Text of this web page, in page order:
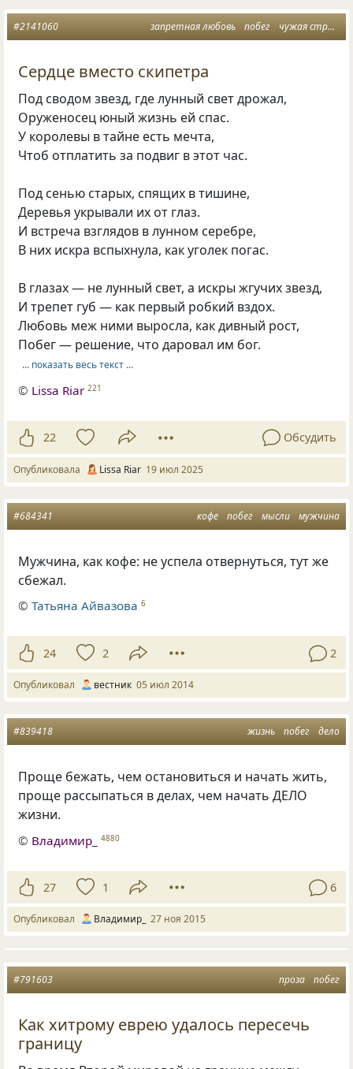
запретная любовь побег чужая страна
#2141060
Сердце вместо скипетра
Под сводом звезд, где лунный свет дрожал,
Оруженосец юный жизнь ей спас.
У королевы в тайне есть мечта,
Чтоб отплатить за подвиг в этот час.
Под сенью старых, спящих в тишине,
Деревья укрывали их от глаз.
И встреча взглядов в лунном серебре,
В них искра вспыхнула, как уголек погас.
В глазах — не лунный свет, а искры жгучих звезд,
И трепет губ — как первый робкий вздох.
Любовь меж ними выросла, как дивный рост,
Побег — решение, что даровал им бог.
… показать весь текст …
© Lissa Riar 221
22 Обсудить
Опубликовала Lissa Riar 19 июл 2025
кофе побег мысли мужчина
#684341
Мужчина, как кофе: не успела отвернуться, тут же
сбежал.
©Татьяна Айвазова 6
24 2 2
Опубликовал вестник 05 июл 2014
жизнь побег дело
#839418
Проще бежать, чем остановиться и начать жить,
проще рассыпаться в делах, чем начать ДЕЛО
жизни.
© Владимир_ 4880
27 1 6
Опубликовал Владимир_ 27 ноя 2015
проза побег
#791603
Как хитрому еврею удалось пересечь
границу